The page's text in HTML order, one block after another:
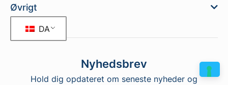
Øvrigt
DA
Nyhedsbrev
Hold dig opdateret om seneste nyheder og